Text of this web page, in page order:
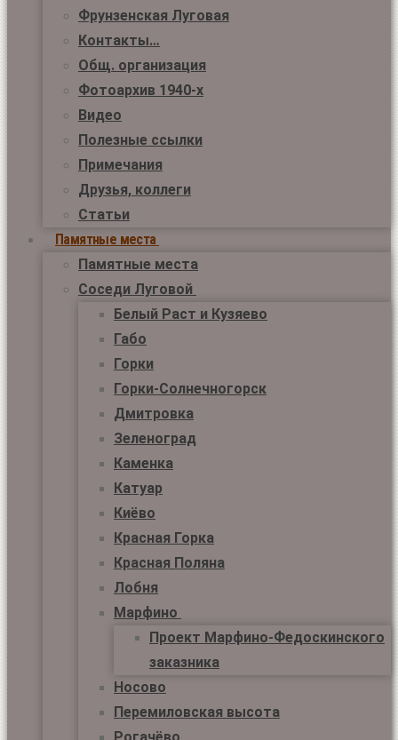
Фрунзенская Луговая
Контакты…
Общ. организация
Фотоархив 1940-х
Видео
Полезные ссылки
Примечания
Друзья, коллеги
Статьи
Памятные места
Памятные места
Соседи Луговой
Белый Раст и Кузяево
Габо
Горки
Горки-Солнечногорск
Дмитровка
Зеленоград
Каменка
Катуар
Киёво
Красная Горка
Красная Поляна
Лобня
Марфино
Проект Марфино-Федоскинского
заказника
Носово
Перемиловская высота